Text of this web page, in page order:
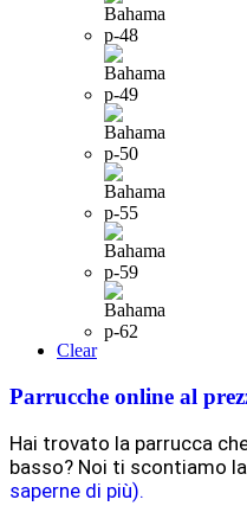
Clear
Parrucche online al
Hai trovato la parrucca
basso? Noi ti scontiamo
saperne di più).